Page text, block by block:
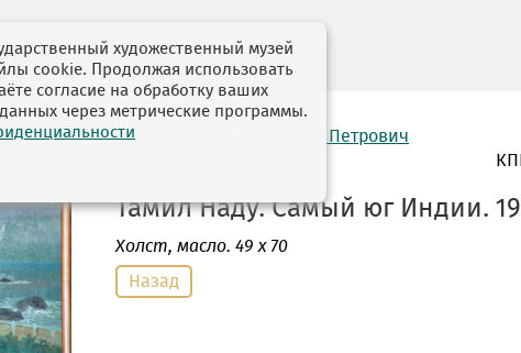
автор: Рыбкин Анатолий Петрович
Тамил Наду. Самый юг Индии.
Холст, масло. 49 х 70
Назад
художественный музей
cookie. Продолжая использовать
согласие на обработку ваших
через метрические программы.